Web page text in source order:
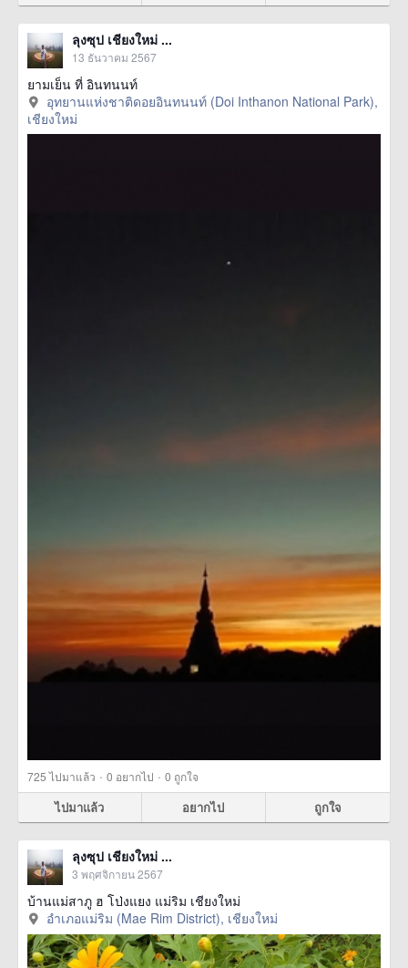
ลุงซุป เชียงใหม่ ...
13 ธันวาคม 2567
ยามเย็น ที่ อินทนนท์
อุทยานแห่งชาติดอยอินทนนท์ (Doi Inthanon National Park),
เชียงใหม่
725ไปมาแล้ว · 0 อยากไป · 0 ถูกใจ
ไปมาแล้ว อยากไป ถูกใจ
ลุงซุป เชียงใหม่ ...
3 พฤศจิกายน 2567
บ้านแม่สาภู ฮ โป่งแยง แม่ริม เชียงใหม่
อำเภอแม่ริม (Mae Rim District), เชียงใหม่